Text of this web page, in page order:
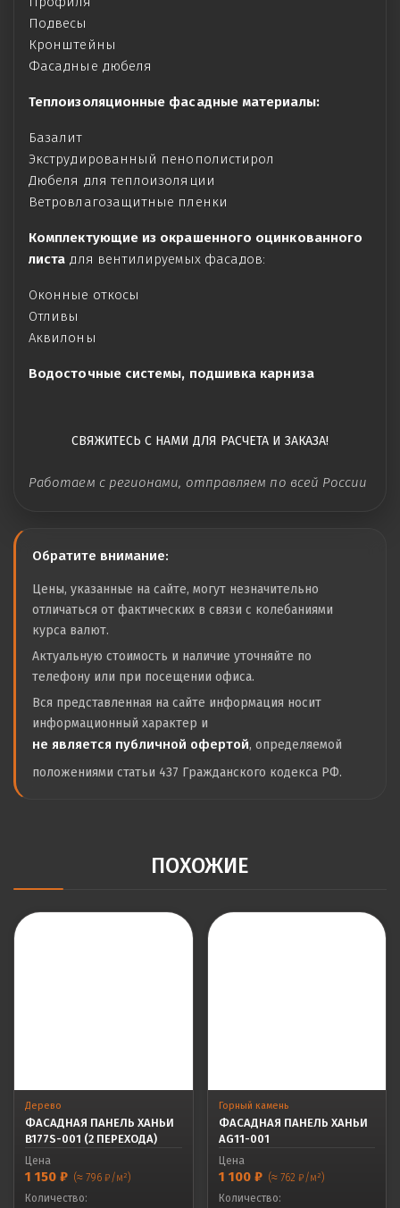
Подвесы
Кронштейны
Фасадные дюбеля
Теплоизоляционные фасадные материалы:
Базалит
Экструдированный пенополистирол
Дюбеля для теплоизоляции
Ветровлагозащитные пленки
Комплектующие из окрашенного оцинкованного
листа для вентилируемых фасадов:
Оконные откосы
Отливы
Аквилоны
Водосточные системы, подшивка карниза
СВЯЖИТЕСЬ С НАМИ ДЛЯ РАСЧЕТА И ЗАКАЗА!
Работаем с регионами, отправляем по всей России
Обратите внимание:
Цены, указанные на сайте, могут незначительно
отличаться от фактических в связи с колебаниями
курса валют.
Актуальную стоимость и наличие уточняйте по
телефону или при посещении офиса.
Вся представленная на сайте информация носит
информационный характер и
не является публичной офертой, определяемой
положениями статьи 437 Гражданского кодекса РФ.
ПОХОЖИЕ
Дерево
ФАСАДНАЯ ПАНЕЛЬ ХАНЬИ
B177S-001 (2 ПЕРЕХОДА)
Цена
1 150 ₽ (≈ 796 ₽/м²)
Количество:
Горный камень
ФАСАДНАЯ ПАНЕЛЬ ХАНЬИ
AG11-001
Цена
1 100 ₽ (≈ 762 ₽/м²)
Количество: